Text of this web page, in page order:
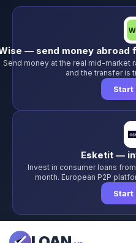
— send money abroad
Send money at the real mid-market
and the transfer is
Start
Esketit —
Invest in consumer loans
month. European P2P
Start